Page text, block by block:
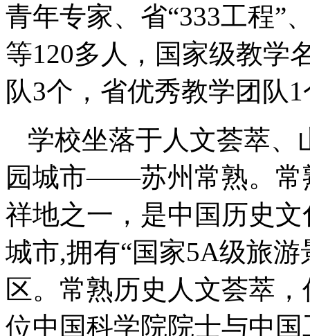
青年专家、省“333工程”
等120多人，国家级教学
队3个，省优秀教学团队 1
学校坐落于人文荟萃、
园城市——苏州常熟。常
祥地之一，是中国历史
城市,拥有“国家5A级旅游
区。常熟历史人文荟萃
位中国科学院院士与中